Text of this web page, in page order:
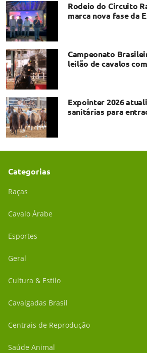
Rodeio do Circuito
marca nova fase da
Campeonato
leilão de cavalos
Expointer 2026
sanitárias para
Categorias
Raças
Cavalo Árabe
Esportes
Geral
Cultura & Estilo
Cavalgadas Brasil
Centrais de Reprodução
Saúde Animal